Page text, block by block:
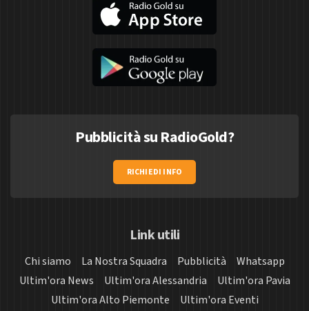
Pubblicità su RadioGold?
RICHIEDI INFO
Link utili
Chi siamo La Nostra Squadra Pubblicità
Whatsapp
Ultim'ora News
Ultim'ora Alessandria
Ultim'ora Pavia
Ultim'ora Alto Piemonte
Ultim'ora Eventi